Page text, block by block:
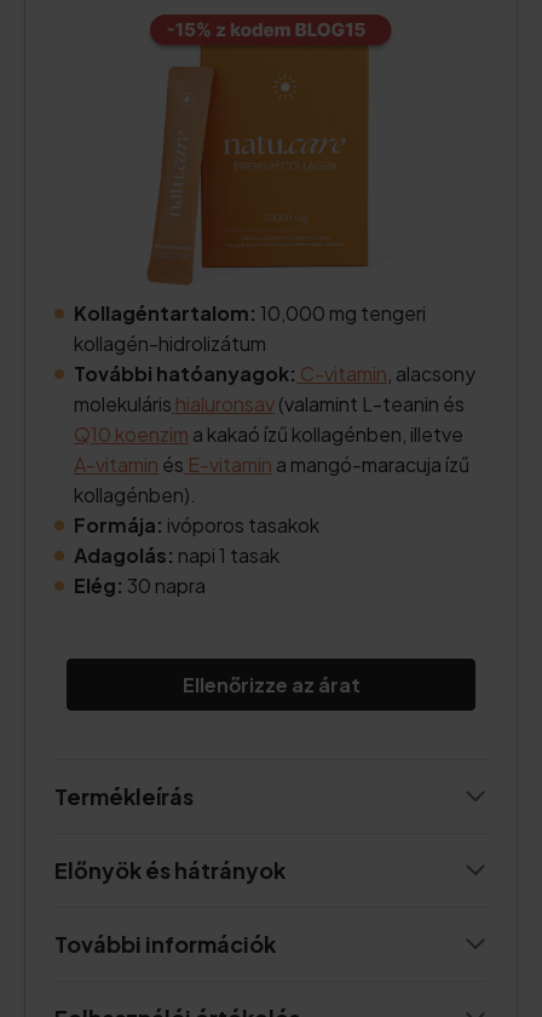
Kollagéntartalom: 10,000 mg tengeri
kollagén-hidrolizátum
További hatóanyagok: C-vitamin , alacsony
molekuláris hialuronsav(valamint L-teanin és
Q10 koenzim a kakaó ízű kollagénben, illetve
A-vitamin és E-vitamin a mangó-maracuja ízű
kollagénben).
Formája: ivóporos tasakok
Adagolás: napi 1 tasak
Elég: 30 napra
Ellenőrizze az árat
Termékleírás
Előnyök és hátrányok
További információk